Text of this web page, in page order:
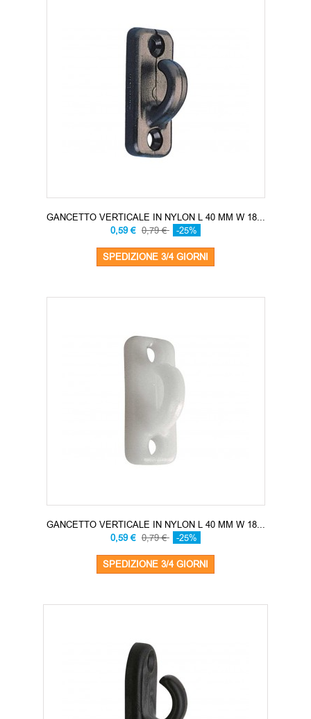
GANCETTO VERTICALE IN NYLON L 40 MM W 18...
0,59 € 0,79 € -25%
SPEDIZIONE 3/4 GIORNI
GANCETTO VERTICALE IN NYLON L 40 MM W 18...
0,59 € 0,79 € -25%
SPEDIZIONE 3/4 GIORNI